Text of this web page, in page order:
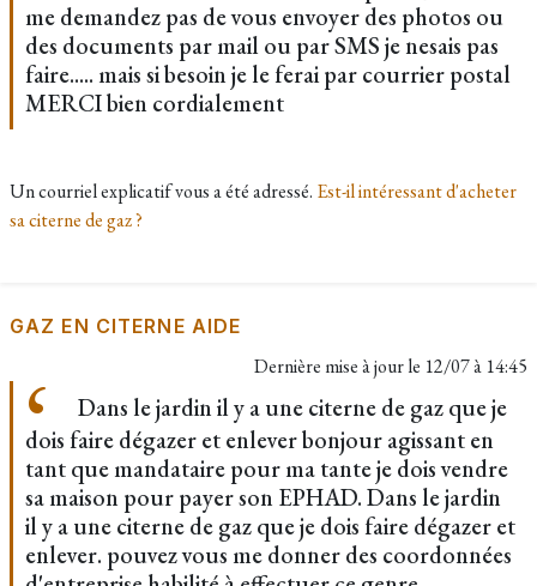
me demandez pas de vous envoyer des photos ou
des documents par mail ou par SMS je nesais pas
faire..... mais si besoin je le ferai par courrier postal
MERCI bien cordialement
Un courriel explicatif vous a été adressé. Est-il intéressant d'acheter
sa citerne de gaz ?
GAZ EN CITERNE AIDE
Dernière mise à jour le 12/07 à 14:45
Dans le jardin il y a une citerne de gaz que je
dois faire dégazer et enlever bonjour agissant en
tant que mandataire pour ma tante je dois vendre
sa maison pour payer son EPHAD. Dans le jardin
il y a une citerne de gaz que je dois faire dégazer et
enlever. pouvez vous me donner des coordonnées